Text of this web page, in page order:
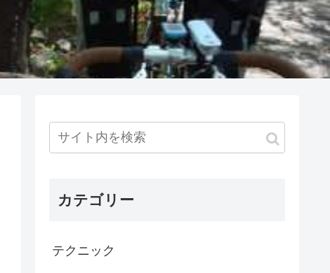
カテゴリー
テクニック